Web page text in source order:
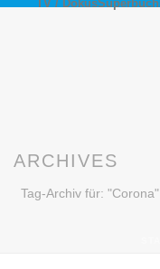
TV / DokusSuperbuch
ARCHIVES
Tag-Archiv für: "Corona"